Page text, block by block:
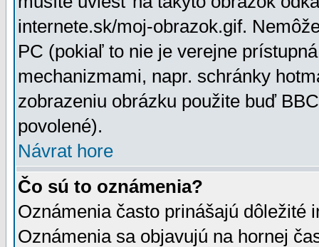
internete.sk/moj-obrazok.gif.
PC (pokiaľ to nie je verejne
mechanizmami, napr. schránky
zobrazeniu obrázku použite buď
povolené).
Návrat hore
Čo sú to oznámenia?
Oznámenia často prinášajú dôležité
Oznámenia sa objavujú na hornej